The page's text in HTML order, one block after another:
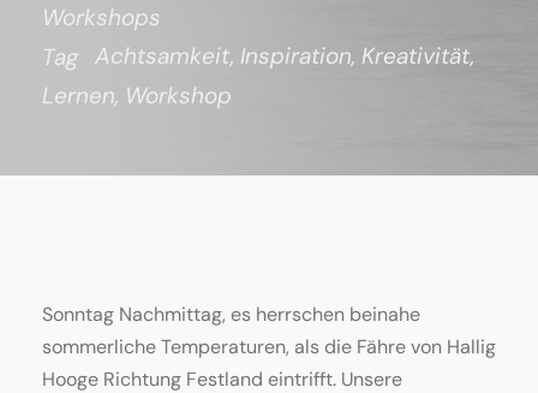
Workshops
Tag Achtsamkeit, Inspiration, Kreativität,
Lernen, Workshop
Sonntag Nachmittag, es herrschen beinahe
sommerliche Temperaturen, als die Fähre von Hallig
Hooge Richtung Festland eintrifft. Unsere